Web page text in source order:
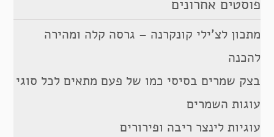
פוסטים אחרונים
מתכון לצ’ילי קונקרנה – גרסה קלה ומהירה
להכנה
בצק שמרים בסיסי כמו של פעם מתאים לכל סוגי
עוגות השמרים
עוגיות לינצר ריבה ופירורים